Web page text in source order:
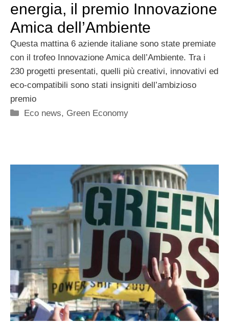
energia, il premio Innovazione
Amica dell’Ambiente
Questa mattina 6 aziende italiane sono state premiate
con il trofeo Innovazione Amica dell’Ambiente. Tra i
230 progetti presentati, quelli più creativi, innovativi ed
eco-compatibili sono stati insigniti dell’ambizioso
premio
Categorie
Eco news, Green Economy